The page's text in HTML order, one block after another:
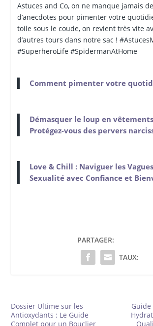
Astuces and Co, on ne manque jamais
d’anecdotes pour pimenter votre
toile sous le coude, on revient très vite
d’autres tours dans notre sac !
#SuperheroLife #SpidermanAtHome
Comment pimenter votre
Démasquer le loup en
Protégez-vous des pervers
Love & Chill : Naviguer les
Sexualité avec Confiance et
PARTAGER:
TAUX:
Dossier Ultime sur les
Antioxydants : Le Guide
Complet pour un Bouclier